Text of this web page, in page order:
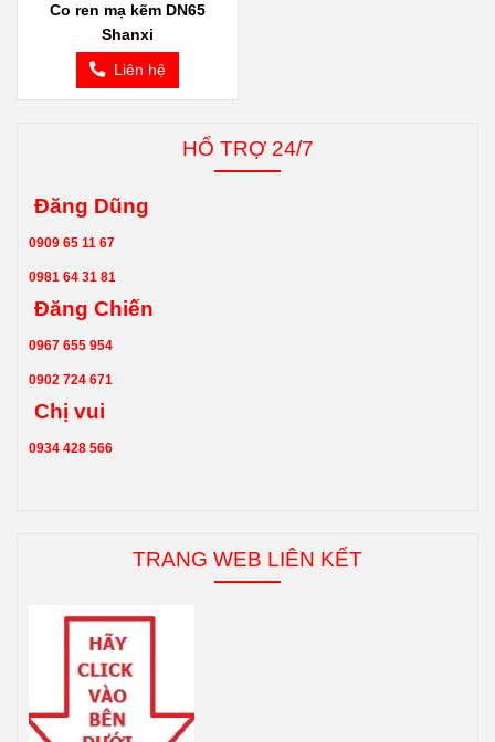
Co ren mạ kẽm DN65
Shanxi
Liên hệ
HỔ TRỢ 24/7
Đăng Dũng
0909 65 11 67
0981 64 31 81
Đăng Chiến
0967 655 954
0902 724 671
Chị vui
0934 428 566
TRANG WEB LIÊN KẾT